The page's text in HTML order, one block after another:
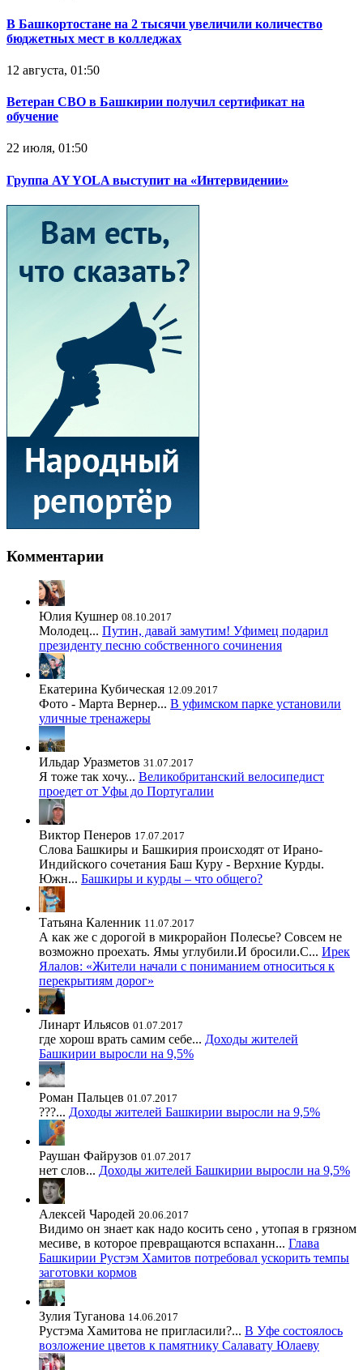
В Башкортостане на 2 тысячи увеличили количество
бюджетных мест в колледжах
12 августа, 01:50
Ветеран СВО в Башкирии получил сертификат на
обучение
22 июля, 01:50
Группа AY YOLA выступит на «Интервидении»
Комментарии
Юлия Кушнер 08.10.2017
Молодец... Путин, давай замутим! Уфимец подарил
президенту песню собственного сочинения
Екатерина Кубическая 12.09.2017
Фото - Марта Вернер... В уфимском парке установили
уличные тренажеры
Ильдар Уразметов 31.07.2017
Я тоже так хочу... Великобританский велосипедист
проедет от Уфы до Португалии
Виктор Пенеров 17.07.2017
Слова Башкиры и Башкирия происходят от Ирано-
Индийского сочетания Баш Куру - Верхние Курды.
Южн... Башкиры и курды – что общего?
Татьяна Каленник 11.07.2017
А как же с дорогой в микрорайон Полесье? Совсем не
возможно проехать. Ямы углубили.И бросили.С... Ирек
Ялалов: «Жители начали с пониманием относиться к
перекрытиям дорог»
Линарт Ильясов 01.07.2017
где хорош врать самим себе... Доходы жителей
Башкирии выросли на 9,5%
Роман Пальцев 01.07.2017
???... Доходы жителей Башкирии выросли на 9,5%
Раушан Файрузов 01.07.2017
нет слов... Доходы жителей Башкирии выросли на 9,5%
Алексей Чародей 20.06.2017
Видимо он знает как надо косить сено , утопая в грязном
месиве, в которое превращаются вспаханн... Глава
Башкирии Рустэм Хамитов потребовал ускорить темпы
заготовки кормов
Зулия Туганова 14.06.2017
Рустэма Хамитова не пригласили?... В Уфе состоялось
возложение цветов к памятнику Салавату Юлаеву